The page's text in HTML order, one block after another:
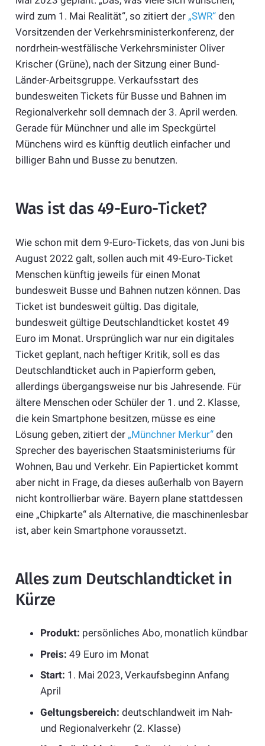
wird zum 1. Mai Realität“, so zitiert der „SWR“den
Vorsitzenden der Verkehrsministerkonferenz, der
nordrhein-westfälische Verkehrsminister Oliver
Krischer (Grüne), nach der Sitzung einer Bund-
Länder-Arbeitsgruppe. Verkaufsstart des
bundesweiten Tickets für Busse und Bahnen im
Regionalverkehr soll demnach der 3. April werden.
Gerade für Münchner und alle im Speckgürtel
Münchens wird es künftig deutlich einfacher und
billiger Bahn und Busse zu benutzen.
Was ist das 49-Euro-Ticket?
Wie schon mit dem 9-Euro-Tickets, das von Juni bis
August 2022 galt, sollen auch mit 49-Euro-Ticket
Menschen künftig jeweils für einen Monat
bundesweit Busse und Bahnen nutzen können. Das
Ticket ist bundesweit gültig. Das digitale,
bundesweit gültige Deutschlandticket kostet 49
Euro im Monat. Ursprünglich war nur ein digitales
Ticket geplant, nach heftiger Kritik, soll es das
Deutschlandticket auch in Papierform geben,
allerdings übergangsweise nur bis Jahresende. Für
ältere Menschen oder Schüler der 1. und 2. Klasse,
die kein Smartphone besitzen, müsse es eine
Lösung geben, zitiert der „Münchner Merkur“den
Sprecher des bayerischen Staatsministeriums für
Wohnen, Bau und Verkehr. Ein Papierticket kommt
aber nicht in Frage, da dieses außerhalb von Bayern
nicht kontrollierbar wäre. Bayern plane stattdessen
eine „Chipkarte“ als Alternative, die maschinenlesbar
ist, aber kein Smartphone voraussetzt.
Alles zum Deutschlandticket in
Kürze
Produkt: persönliches Abo, monatlich kündbar
Preis: 49 Euro im Monat
Start: 1. Mai 2023, Verkaufsbeginn Anfang
April
Geltungsbereich: deutschlandweit im Nah-
und Regionalverkehr (2. Klasse)